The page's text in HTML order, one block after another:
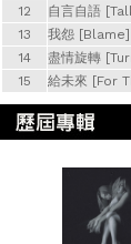
12
自言自語
13
我怨 [Blame]
14
盡情旋轉
15
給未來 [For